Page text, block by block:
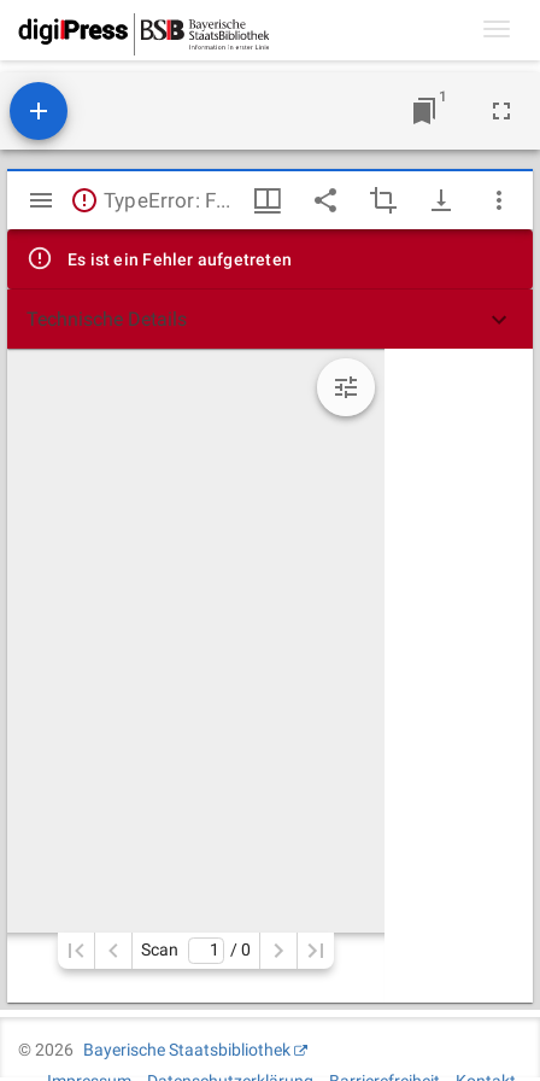
1
Mirador
Viewer
TypeError: Failed to fetch
Es ist ein Fehler aufgetreten
Technische Details
Scan / 0
©2026
Bayerische Staatsbibliothek